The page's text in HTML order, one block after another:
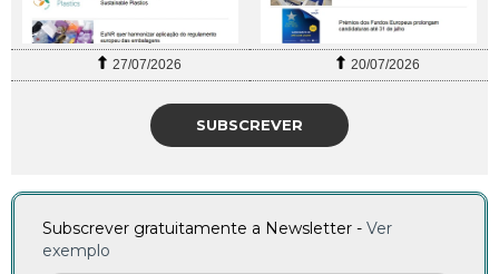
27/07/2026 20/07/2026
SUBSCREVER
Subscrever gratuitamente a Newsletter - Ver
exemplo